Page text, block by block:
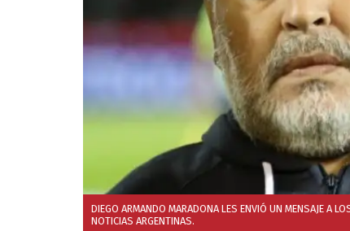
DIEGO ARMANDO MARADONA LES ENVIÓ UN MENSAJE A
NOTICIAS ARGENTINAS.